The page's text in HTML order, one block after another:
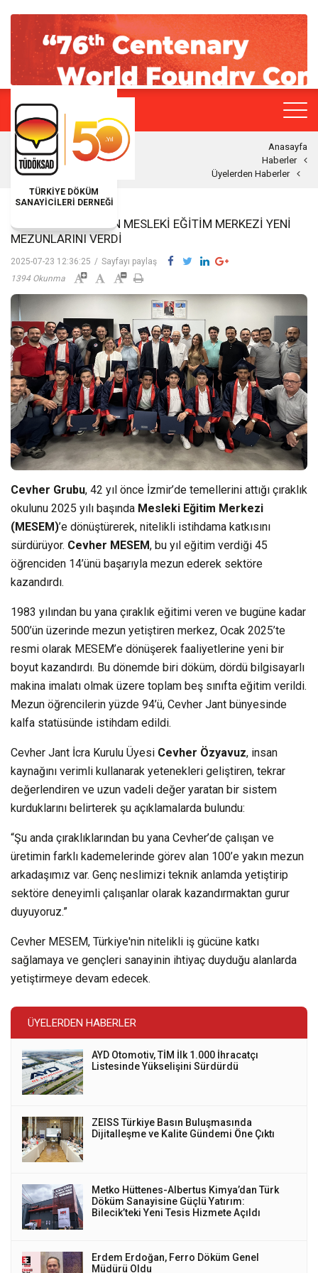
TÜRKİYE DÖKÜM
SANAYİCİLERİ DERNEĞİ
Anasayfa
Haberler
Üyelerden Haberler
CEVHER GRUBU’NUN MESLEKI EĞITIM MERKEZI YENI
MEZUNLARINI VERDI
2025-07-23 12:36:25 / Sayfayı paylaş
1394 Okunma
Cevher Grubu, 42 yıl önce İzmir’de temellerini attığı çıraklık
okulunu 2025 yılı başında Mesleki Eğitim Merkezi
(MESEM)’e dönüştürerek, nitelikli istihdama katkısını
sürdürüyor. Cevher MESEM, bu yıl eğitim verdiği 45
öğrenciden 14’ünü başarıyla mezun ederek sektöre
kazandırdı.
1983 yılından bu yana çıraklık eğitimi veren ve bugüne kadar
500’ün üzerinde mezun yetiştiren merkez, Ocak 2025’te
resmi olarak MESEM’e dönüşerek faaliyetlerine yeni bir
boyut kazandırdı. Bu dönemde biri döküm, dördü bilgisayarlı
makina imalatı olmak üzere toplam beş sınıfta eğitim verildi.
Mezun öğrencilerin yüzde 94’ü, Cevher Jant bünyesinde
kalfa statüsünde istihdam edildi.
Cevher Jant İcra Kurulu Üyesi Cevher Özyavuz, insan
kaynağını verimli kullanarak yetenekleri geliştiren, tekrar
değerlendiren ve uzun vadeli değer yaratan bir sistem
kurduklarını belirterek şu açıklamalarda bulundu:
“Şu anda çıraklıklarından bu yana Cevher’de çalışan ve
üretimin farklı kademelerinde görev alan 100’e yakın mezun
arkadaşımız var. Genç neslimizi teknik anlamda yetiştirip
sektöre deneyimli çalışanlar olarak kazandırmaktan gurur
duyuyoruz.”
Cevher MESEM, Türkiye'nin nitelikli iş gücüne katkı
sağlamaya ve gençleri sanayinin ihtiyaç duyduğu alanlarda
yetiştirmeye devam edecek.
ÜYELERDEN HABERLER
AYD Otomotiv, TİM İlk 1.000 İhracatçı
Listesinde Yükselişini Sürdürdü
ZEISS Türkiye Basın Buluşmasında
Dijitalleşme ve Kalite Gündemi Öne Çıktı
Metko Hüttenes-Albertus Kimya’dan Türk
Döküm Sanayisine Güçlü Yatırım:
Bilecik’teki Yeni Tesis Hizmete Açıldı
Erdem Erdoğan, Ferro Döküm Genel
Müdürü Oldu